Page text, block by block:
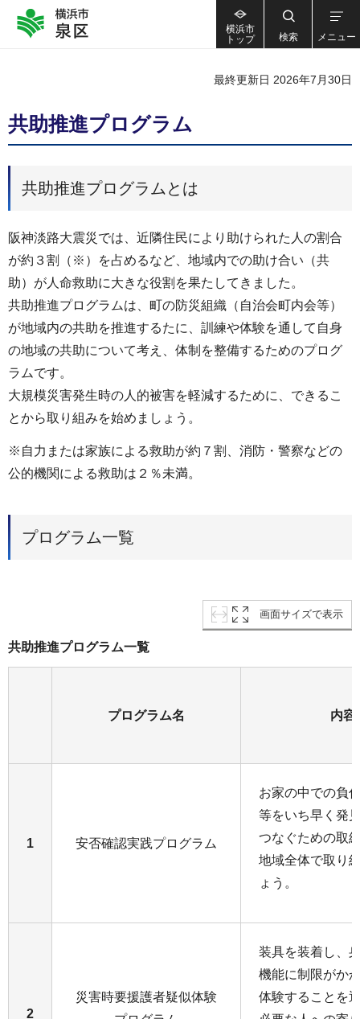
横浜市
トップ
検索 メニュー
最終更新日 2026年7月30日
共助推進プログラム
共助推進プログラムとは
阪神淡路大震災では、近隣住民により助けられた人の割合
が約３割（※）を占めるなど、地域内での助け合い（共
助）が人命救助に大きな役割を果たしてきました。
共助推進プログラムは、町の防災組織（自治会町内会等）
が地域内の共助を推進するたに、訓練や体験を通して自身
の地域の共助について考え、体制を整備するためのプログ
ラムです。
大規模災害発生時の人的被害を軽減するために、できるこ
とから取り組みを始めましょう。
※自力または家族による救助が約７割、消防・警察などの
公的機関による救助は２％未満。
プログラム一覧
画面サイズで表示
共助推進プログラム一覧
プログラム名 内容
1 安否確認実践プログラム
お家の中での負
等をいち早く発
つなぐための取
地域全体で取り
ょう。
2
災害時要援護者疑似体験
装具を装着し、
機能に制限がか
体験することを